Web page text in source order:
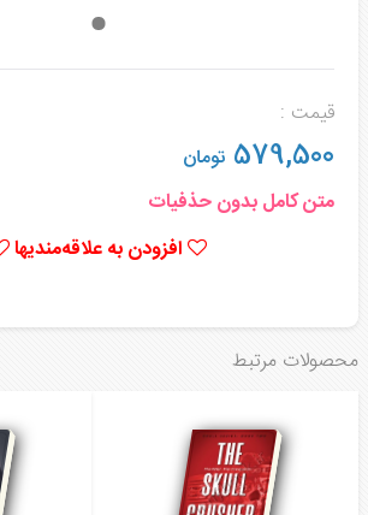
قیمت :
579,500 تومان
متن کامل بدون حذفیات
افزودن به علاقه‌مندیها
محصولات مرتبط